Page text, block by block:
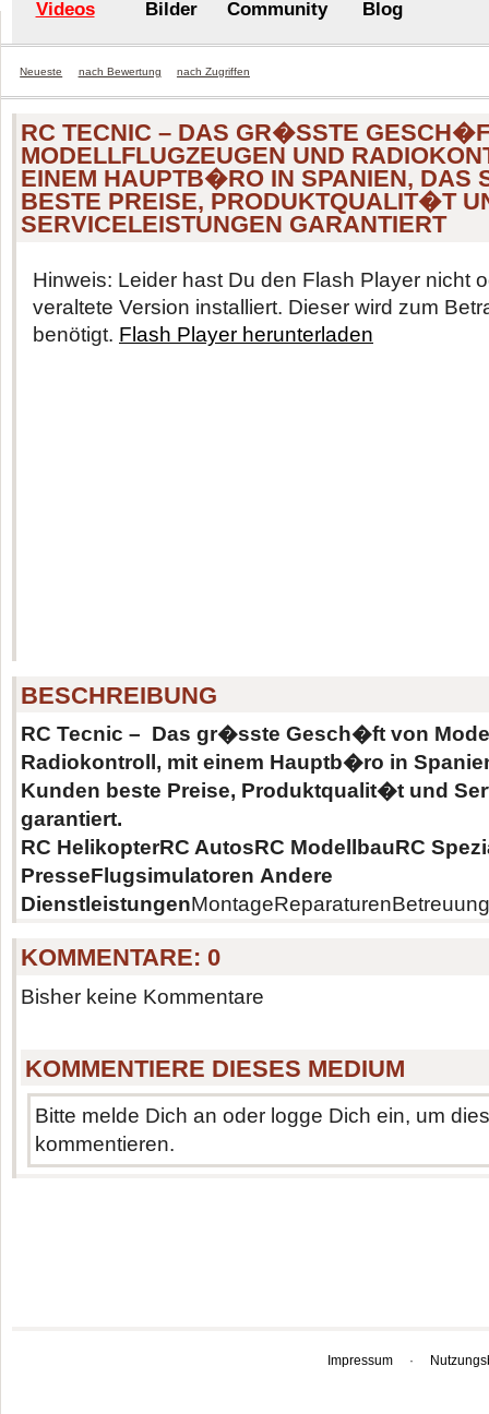
Videos Bilder Community Blog
Neueste nach Bewertung nach Zugriffen
RC TECNIC – DAS GR�SSTE
MODELLFLUGZEUGEN UND
EINEM HAUPTB�RO IN SPANIEN, DAS
BESTE PREISE, PRODUKTQUALIT�T
SERVICELEISTUNGEN GARANTIERT
Hinweis: Leider hast Du den Flash Player nicht
veraltete Version installiert. Dieser wird zum
benötigt. Flash Player herunterladen
BESCHREIBUNG
RC Tecnic – Das gr�sste Gesch�ft von
Radiokontroll, mit einem Hauptb�ro in
Kunden beste Preise, Produktqualit�t und
garantiert.
RC HelikopterRC AutosRC ModellbauRC
PresseFlugsimulatoren Andere
Dienstleistungen
KOMMENTARE:0
Bisher keine Kommentare
KOMMENTIERE DIESES MEDIUM
Bitte melde Dich an oder logge Dich ein, um
kommentieren.
Impressum ·